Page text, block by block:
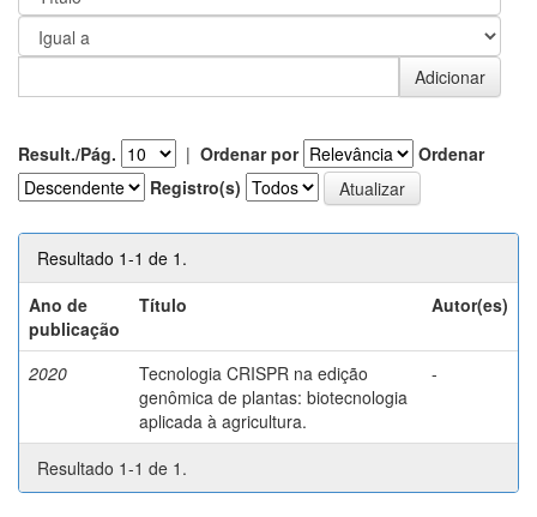
Result./Pág. | Ordenar por
Ordenar
Registro(s)
Resultado 1-1 de 1.
Ano de
publicação
Título Autor(es)
2020
Tecnologia CRISPR na edição
genômica de plantas: biotecnologia
aplicada à agricultura.
-
Resultado 1-1 de 1.